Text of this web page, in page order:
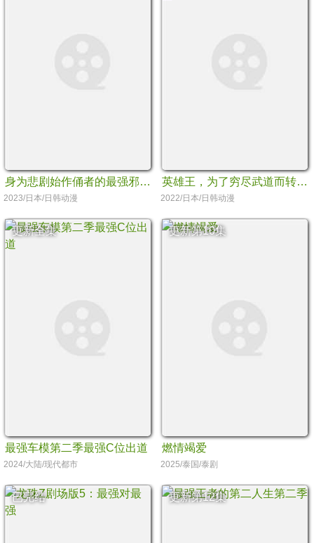
身为悲剧始作俑者的最强邪恶BOSS女王为民竭心尽力
2023/日本/日韩动漫
英雄王，为了穷尽武道而转生～而后成为世界最强见习骑士♀～
2022/日本/日韩动漫
更新全集
最强车模第二季最强C位出道
2024/大陆/现代都市
更新第10集
燃情竭爱
2025/泰国/泰剧
已完结 更新第12集